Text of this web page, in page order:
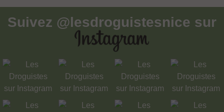
Suivez @lesdroguistesnice sur